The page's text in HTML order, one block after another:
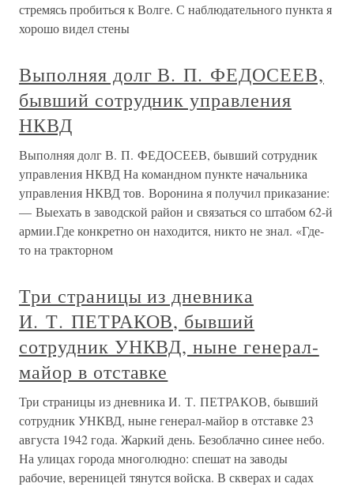
стремясь пробиться к Волге. С наблюдательного пункта я
хорошо видел стены
Выполняя долг В. П. ФЕДОСЕЕВ,
бывший сотрудник управления
НКВД
Выполняя долг В. П. ФЕДОСЕЕВ, бывший сотрудник
управления НКВД На командном пункте начальника
управления НКВД тов. Воронина я получил приказание:
— Выехать в заводской район и связаться со штабом 62-й
армии.Где конкретно он находится, никто не знал. «Где-
то на тракторном
Три страницы из дневника
И. Т. ПЕТРАКОВ, бывший
сотрудник УНКВД, ныне генерал-
майор в отставке
Три страницы из дневника И. Т. ПЕТРАКОВ, бывший
сотрудник УНКВД, ныне генерал-майор в отставке 23
августа 1942 года. Жаркий день. Безоблачно синее небо.
На улицах города многолюдно: спешат на заводы
рабочие, вереницей тянутся войска. В скверах и садах